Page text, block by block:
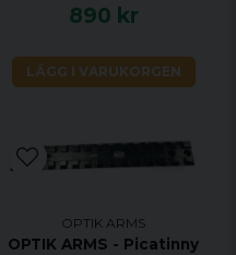
890 kr
LÄGG I VARUKORGEN
OPTIK ARMS
OPTIK ARMS - Picatinny